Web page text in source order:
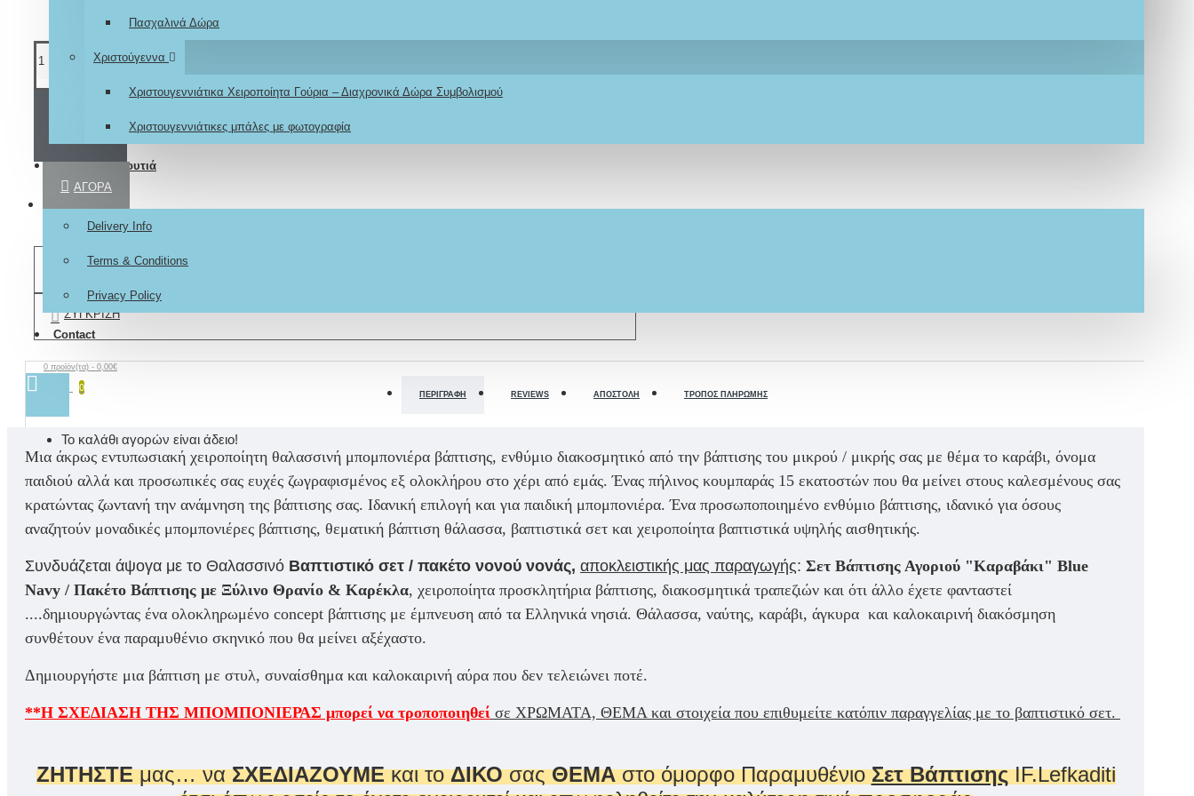
Πασχαλινά Δώρα
Χριστούγεννα
Χριστουγεννιάτικα Χειροποίητα Γούρια – Διαχρονικά Δώρα Συμβολισμού
Χριστουγεννιάτικες μπάλες με φωτογραφία
Βαπτιστικά κουτιά
Delivery Info
Terms & Conditions
Privacy Policy
Contact
0 προϊόν(τα) - 0,00€
0
Το καλάθι αγορών είναι άδειο!
ΑΓΟΡΆ
ΕΠΙΘΥΜΗΤΌ
ΣΎΓΚΡΙΣΗ
ΠΕΡΙΓΡΑΦΉ REVIEWS ΑΠΟΣΤΟΛΉ ΤΡΌΠΟΣ ΠΛΗΡΩΜΉΣ
Μια άκρως εντυπωσιακή χειροποίητη θαλασσινή μπομπονιέρα βάπτισης, ενθύμιο διακοσμητικό από την βάπτισης του μικρού / μικρής σας με θέμα το καράβι, όνομα
παιδιού αλλά και προσωπικές σας ευχές ζωγραφισμένος εξ ολοκλήρου στο χέρι από εμάς. Ένας πήλινος κουμπαράς 15 εκατοστών που θα μείνει στους καλεσμένους σας
κρατώντας ζωντανή την ανάμνηση της βάπτισης σας. Ιδανική επιλογή και για παιδική μπομπονιέρα. Ένα προσωποποιημένο ενθύμιο βάπτισης, ιδανικό για όσους
αναζητούν μοναδικές μπομπονιέρες βάπτισης, θεματική βάπτιση θάλασσα, βαπτιστικά σετ και χειροποίητα βαπτιστικά υψηλής αισθητικής.
Συνδυάζεται άψογα με το Θαλασσινό Βαπτιστικό σετ / πακέτο νονού νονάς, αποκλειστικής μας παραγωγής: Σετ Βάπτισης Αγοριού "Καραβάκι" Blue
Navy / Πακέτο Βάπτισης με Ξύλινο Θρανίο & Καρέκλα, χειροποίητα προσκλητήρια βάπτισης, διακοσμητικά τραπεζιών και ότι άλλο έχετε φανταστεί
....δημιουργώντας ένα ολοκληρωμένο concept βάπτισης με έμπνευση από τα Ελληνικά νησιά. Θάλασσα, ναύτης, καράβι, άγκυρα και καλοκαιρινή διακόσμηση
συνθέτουν ένα παραμυθένιο σκηνικό που θα μείνει αξέχαστο.
Δημιουργήστε μια βάπτιση με στυλ, συναίσθημα και καλοκαιρινή αύρα που δεν τελειώνει ποτέ.
**Η ΣΧΕΔΙΑΣΗ ΤΗΣ ΜΠΟΜΠΟΝΙΕΡΑΣ μπορεί να τροποποιηθεί σε ΧΡΩΜΑΤΑ, ΘΕΜΑ και στοιχεία που επιθυμείτε κατόπιν παραγγελίας με το βαπτιστικό σετ.
ΖΗΤΗΣΤΕμας… ναΣΧΕΔΙΑΖΟΥΜΕκαι τοΔΙΚΟσαςΘΕΜΑστο όμορφο ΠαραμυθένιοΣετ ΒάπτισηςIF.Lefkaditi